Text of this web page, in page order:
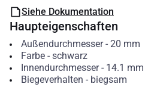
Siehe Dokumentation
Haupteigenschaften
Außendurchmesser- 20 mm
Farbe- schwarz
Innendurchmesser- 14.1 mm
Biegeverhalten - biegsam